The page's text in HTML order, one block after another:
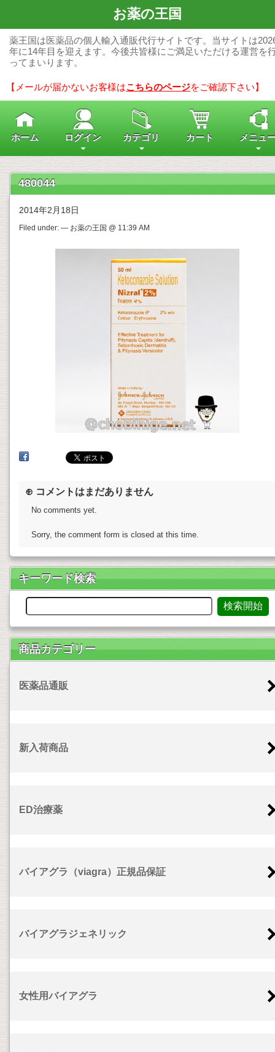
お薬の王国
薬王国は医薬品の個人輸入通販代行サイトです。当サイトは
年に14年目を迎えます。今後共皆様にご満足いただける運営を
ってまいります。
【メールが届かないお客様はこちらのページをご確認下さい】
ホーム ログイン カテゴリ カート メニュ
480044
2014年2月18日
Filed under: — お薬の王国 @ 11:39 AM
⊕ コメントはまだありません
No comments yet.
Sorry, the comment form is closed at this time.
キーワード検索
商品カテゴリー
医薬品通販
新入荷商品
ED治療薬
バイアグラ（viagra）正規品保証
バイアグラジェネリック
女性用バイアグラ